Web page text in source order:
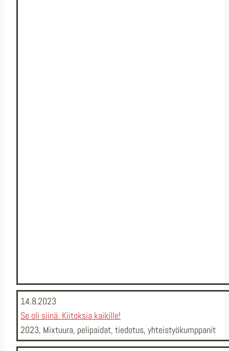
14.8.2023
Se oli siinä. Kiitoksia kaikille!
2023, Mixtuura, pelipaidat, tiedotus, yhteistyökumppanit